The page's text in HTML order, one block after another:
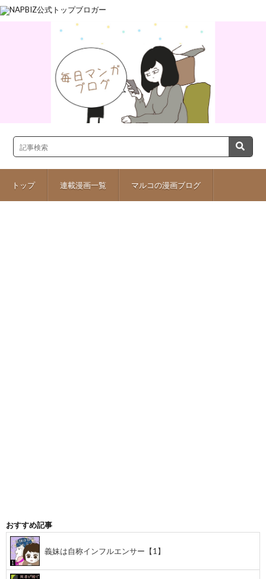
トップ 連載漫画一覧 マルコの漫画ブログ
おすすめ記事
義妹は自称インフルエンサー【1】